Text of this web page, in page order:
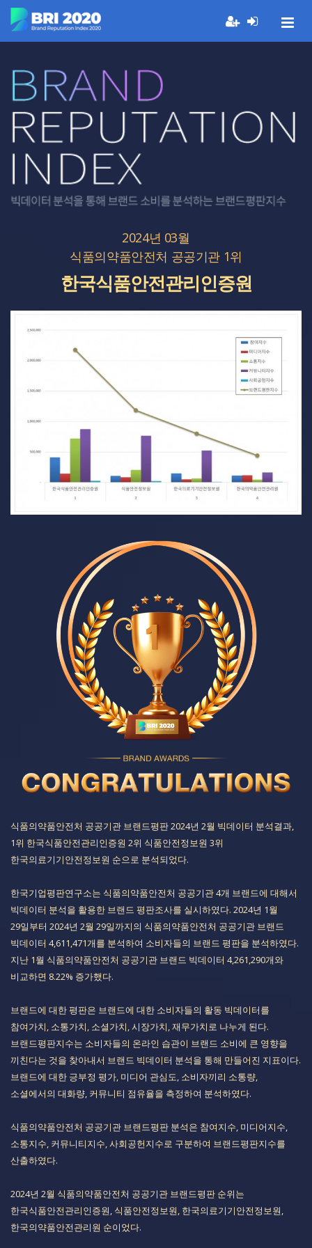
2024년 03월
식품의약품안전처 공공기관 1위
한국식품안전관리인증원
식품의약품안전처 공공기관 브랜드평판 2024년 2월 빅데이터 분석결과,
1위 한국식품안전관리인증원 2위 식품안전정보원 3위
한국의료기기안전정보원 순으로 분석되었다.​​​​​​​​​
​​한국기업평판연구소는 식품의약품안전처 공공기관 4개 브랜드에 대해서
빅데이터 분석을 활용한 브랜드 평판조사를 실시하였다. 2024년 1월
29일부터 2024년 2월 29일까지의 식품의약품안전처 공공기관 브랜드
빅데이터 4,611,471개를 분석하여 소비자들의 브랜드 평판을 분석하였다.​​​​​​​​​​​​​
지난 1월 식품의약품안전처 공공기관 브랜드 빅데이터 4,261,290개와
비교하면 8.22% 증가했다.
​​브랜드에 대한 평판은 브랜드에 대한 소비자들의 활동 빅데이터를
참여가치, 소통가치, 소셜가치, 시장가치, 재무가치로 나누게 된다.
브랜드평판지수는 소비자들의 온라인 습관이 브랜드 소비에 큰 영향을
끼친다는 것을 찾아내서 브랜드 빅데이터 분석을 통해 만들어진 지표이다.
브랜드에 대한 긍부정 평가, 미디어 관심도, 소비자끼리 소통량,
소셜에서의 대화량, 커뮤니티 점유율을 측정하여 분석하였다.​​​​​​​​​​​​
​​식품의약품안전처 공공기관 브랜드평판 분석은 참여지수, 미디어지수,
소통지수, 커뮤니티지수, 사회공헌지수로 구분하여 브랜드평판지수를
산출하였다.​​​​​​​​​​​​​
​2024년 2월 식품의약품안전처 공공기관 브랜드평판 순위는
한국식품안전관리인증원, 식품안전정보원, 한국의료기기안전정보원,
한국의약품안전관리원 순이었다.​​​​​​​​​​​